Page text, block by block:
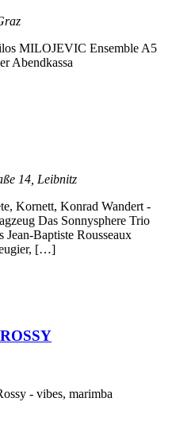
MILOJEVIC Ensemble A5
Abendkassa
14, Leibnitz
Kornett, Konrad Wandert -
Das Sonnysphere Trio
Baptiste Rousseaux
[…]
- vibes, marimba